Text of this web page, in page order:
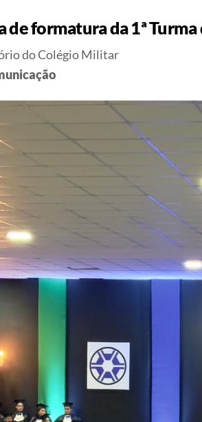
formatura da 1ª
do Colégio Militar